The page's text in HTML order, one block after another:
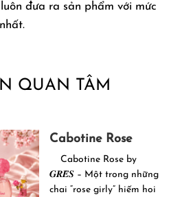
đưa ra sản phẩm với mức
QUAN TÂM
Cabotine Rose
Cabotine Rose by
𝑮𝑹𝑬̀𝑺 – Một trong những
chai “rose girly” hiếm hoi